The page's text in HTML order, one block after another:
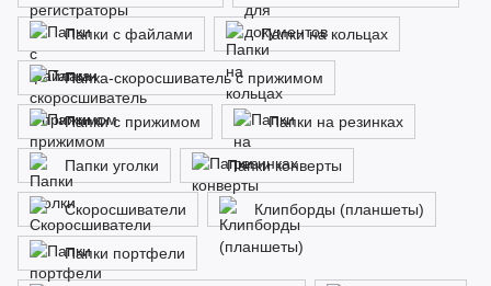
Папки с файлами Папки на кольцах
Папка-скоросшиватель с прижимом
Папки с прижимом Папки на резинках
Папки уголки Папки конверты
Скоросшиватели Клипборды (планшеты)
Папки портфели